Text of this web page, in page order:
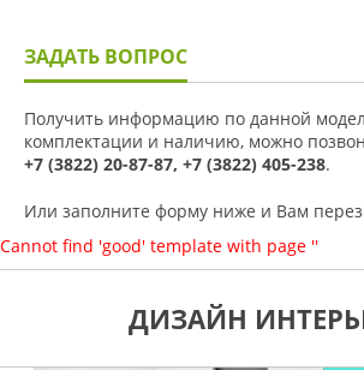
ЗАДАТЬ ВОПРОС
Получить информацию по данной
комплектации и наличию, можно
+7 (3822) 20-87-87, +7 (3822) 405-238.
Или заполните форму ниже и Вам
Cannot find 'good' template with page ''
ДИЗАЙН